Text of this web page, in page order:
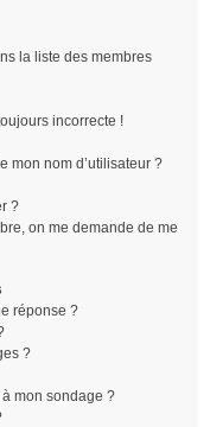
la liste des membres
incorrecte !
mon nom d’utilisateur ?
?
on me demande de me
réponse ?
?
mon sondage ?